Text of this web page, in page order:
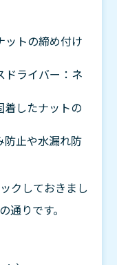
ットの締め付け
ドライバー：ネ
着したナットの
防止や水漏れ防
クしておきまし
通りです。